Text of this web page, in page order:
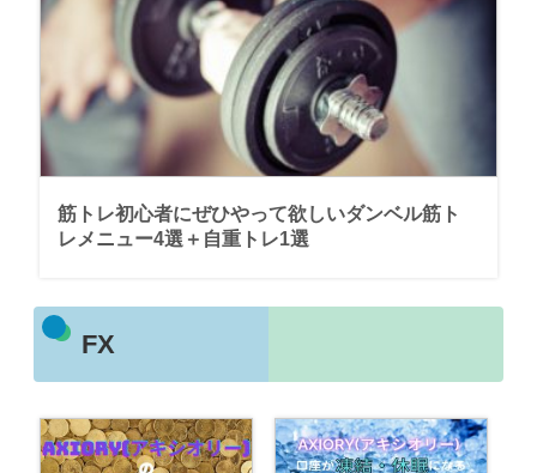
筋トレ初心者にぜひやって欲しいダンベル筋ト
レメニュー4選＋自重トレ1選
FX